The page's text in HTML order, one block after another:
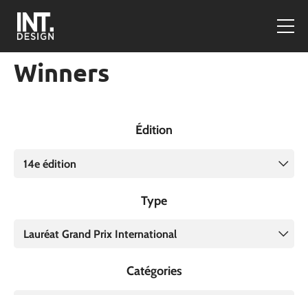
Winners
Édition
14e édition
Type
Lauréat Grand Prix International
Catégories